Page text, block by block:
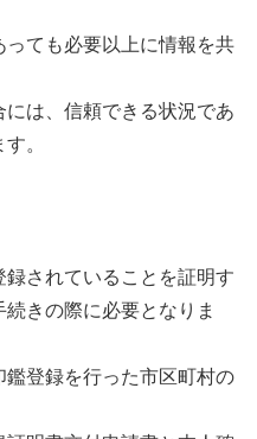
ても必要以上に情報を共
は、信頼できる状況であ
。
されていることを証明す
きの際に必要となりま
登録を行った市区町村の